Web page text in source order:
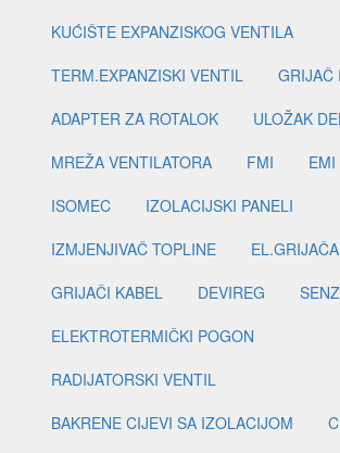
KUĆIŠTE EXPANZISKOG VENTILA
TERM.EXPANZISKI VENTIL
GRIJAČ
ADAPTER ZA ROTALOK
ULOŽAK
MREŽA VENTILATORA
FMI EMI
ISOMEC
IZOLACIJSKI PANELI
IZMJENJIVAČ TOPLINE
GRIJAČI KABEL
DEVIREG
ELEKTROTERMIČKI POGON
RADIJATORSKI VENTIL
BAKRENE CIJEVI SA IZOLACIJOM